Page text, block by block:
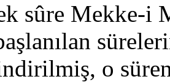
sûre Mekke-i
o